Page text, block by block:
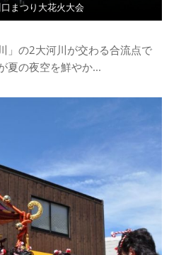
まつり大花火大会
」の2大河川が交わる合流点で
夏の夜空を鮮やか...